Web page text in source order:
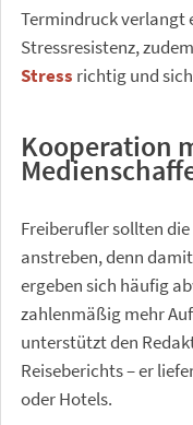
Termindruck verlangt
Stressresistenz,
Stress richtig und
Kooperation
Freiberufler sollten
anstreben, denn
ergeben sich häufig
zahlenmäßig mehr
unterstützt den
Reiseberichts – er
oder Hotels.